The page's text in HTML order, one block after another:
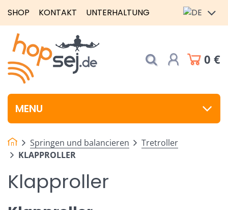
SHOP KONTAKT UNTERHALTUNG
0 €
MENU
Springen und balancieren
Tretroller
KLAPPROLLER
Klapproller